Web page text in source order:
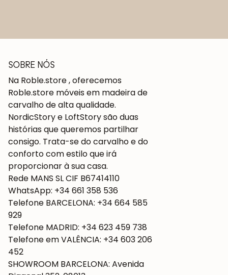
SOBRE NÓS
Na Roble.store , oferecemos
Roble.store móveis em madeira de
carvalho de alta qualidade.
NordicStory e LoftStory são duas
histórias que queremos partilhar
consigo. Trata-se do carvalho e do
conforto com estilo que irá
proporcionar à sua casa.
Rede MANS SL CIF B67414110
WhatsApp: +34 661 358 536
Telefone BARCELONA: +34 664 585
929
Telefone MADRID: +34 623 459 738
Telefone em VALÊNCIA: +34 603 206
452
SHOWROOM BARCELONA: Avenida